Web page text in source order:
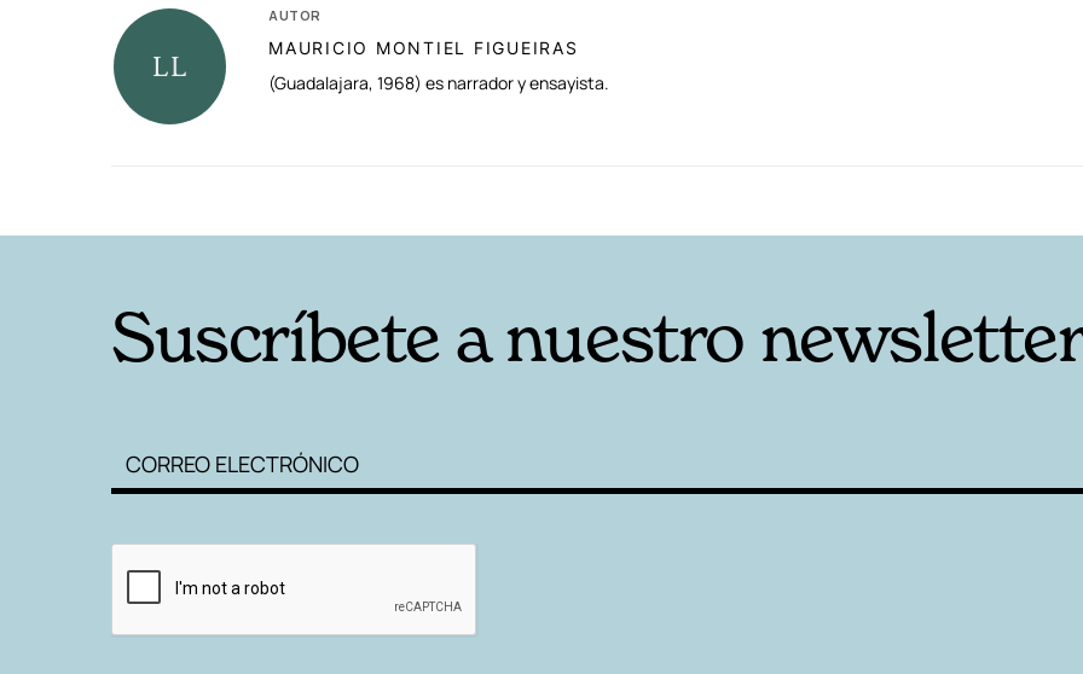
AUTOR
MAURICIO MONTIEL FIGUEIRAS
(Guadalajara, 1968) es narrador y ensayista.
Suscríbete a nuestro